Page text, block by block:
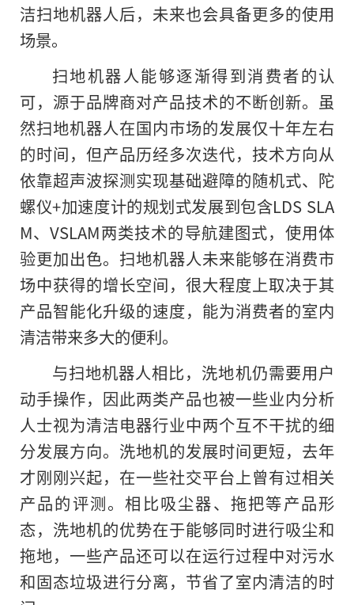
洁扫地机器人后，未来也会具备更多的使用
场景。
扫地机器人能够逐渐得到消费者的认
可，源于品牌商对产品技术的不断创新。虽
然扫地机器人在国内市场的发展仅十年左右
的时间，但产品历经多次迭代，技术方向从
依靠超声波探测实现基础避障的随机式、陀
螺仪+加速度计的规划式发展到包含LDS SLA
M、VSLAM两类技术的导航建图式，使用体
验更加出色。扫地机器人未来能够在消费市
场中获得的增长空间，很大程度上取决于其
产品智能化升级的速度，能为消费者的室内
清洁带来多大的便利。
与扫地机器人相比，洗地机仍需要用户
动手操作，因此两类产品也被一些业内分析
人士视为清洁电器行业中两个互不干扰的细
分发展方向。洗地机的发展时间更短，去年
才刚刚兴起，在一些社交平台上曾有过相关
产品的评测。相比吸尘器、拖把等产品形
态，洗地机的优势在于能够同时进行吸尘和
拖地，一些产品还可以在运行过程中对污水
和固态垃圾进行分离，节省了室内清洁的时